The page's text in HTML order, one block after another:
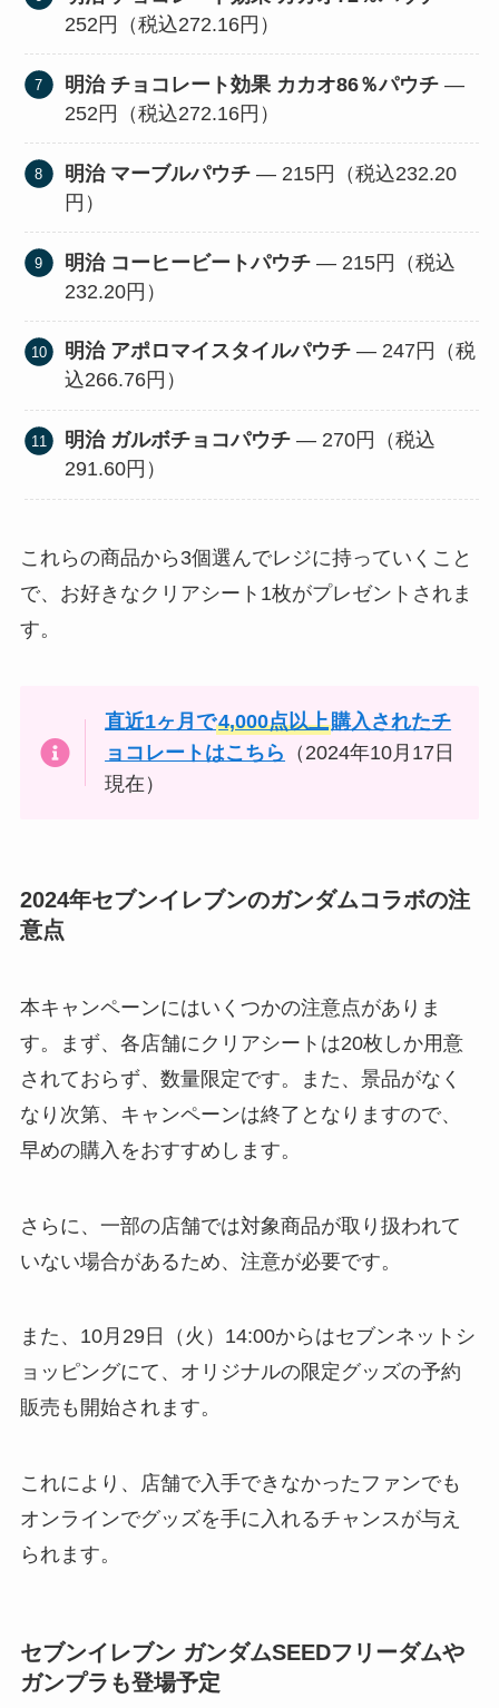
252円（税込272.16円）
明治 チョコレート効果 カカオ86％パウチ —
252円（税込272.16円）
明治 マーブルパウチ — 215円（税込232.20
円）
明治 コーヒービートパウチ — 215円（税込
232.20円）
明治 アポロマイスタイルパウチ — 247円（税
込266.76円）
明治 ガルボチョコパウチ — 270円（税込
291.60円）
これらの商品から3個選んでレジに持っていくこと
で、お好きなクリアシート1枚がプレゼントされま
す。
直近1ヶ月で4,000点以上購入されたチ
ョコレートはこちら
（2024年10月17日
現在）
2024年セブンイレブンのガンダムコラボの注
意点
本キャンペーンにはいくつかの注意点がありま
す。まず、各店舗にクリアシートは20枚しか用意
されておらず、数量限定です。また、景品がなく
なり次第、キャンペーンは終了となりますので、
早めの購入をおすすめします。
さらに、一部の店舗では対象商品が取り扱われて
いない場合があるため、注意が必要です。
また、10月29日（火）14:00からはセブンネットシ
ョッピングにて、オリジナルの限定グッズの予約
販売も開始されます。
これにより、店舗で入手できなかったファンでも
オンラインでグッズを手に入れるチャンスが与え
られます。
セブンイレブン ガンダムSEEDフリーダムや
ガンプラも登場予定